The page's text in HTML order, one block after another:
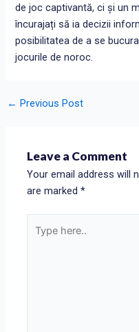
de joc captivantă, ci și un
încurajați să ia decizii
posibilitatea de a se
jocurile de noroc.
← Previous Post
Leave a Comment
Your email address will
are marked*
here..